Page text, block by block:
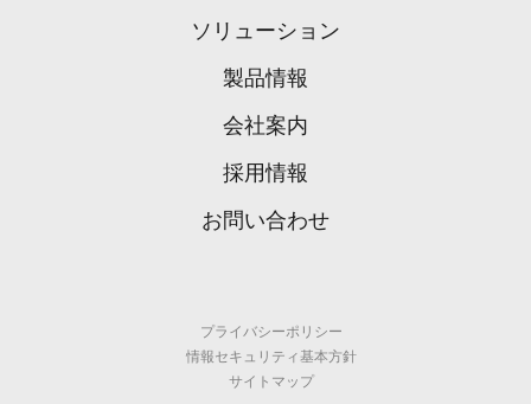
ソリューション
製品情報
会社案内
採用情報
お問い合わせ
プライバシーポリシー
情報セキュリティ基本方針
サイトマップ